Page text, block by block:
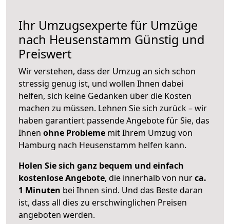
Ihr Umzugsexperte für Umzüge
nach Heusenstamm Günstig und
Preiswert
Wir verstehen, dass der Umzug an sich schon
stressig genug ist, und wollen Ihnen dabei
helfen, sich keine Gedanken über die Kosten
machen zu müssen. Lehnen Sie sich zurück – wir
haben garantiert passende Angebote für Sie, das
Ihnen ohne Probleme mit Ihrem Umzug von
Hamburg nach Heusenstamm helfen kann.
Holen Sie sich ganz bequem und einfach
kostenlose Angebote, die innerhalb von nurca.
1 Minuten bei Ihnen sind. Und das Beste daran
ist, dass all dies zu erschwinglichen Preisen
angeboten werden.